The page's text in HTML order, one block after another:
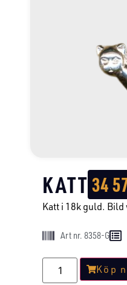
KATT34
Katt i 18k guld. Bild
Art nr. 8358-G
Köp